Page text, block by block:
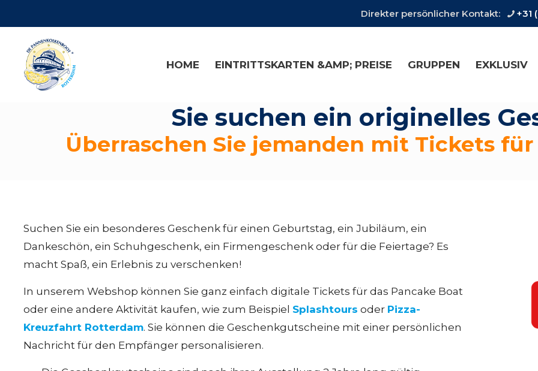
Direkter persönlicher Kontakt: +31
HOME EINTRITTSKARTEN &AMP; PREISE GRUPPEN EXKLUSIV
Sie suchen ein originelles
Überraschen Sie jemanden mit Tickets für
Suchen Sie ein besonderes Geschenk für einen Geburtstag, ein Jubiläum, ein
Dankeschön, ein Schuhgeschenk, ein Firmengeschenk oder für die Feiertage? Es
macht Spaß, ein Erlebnis zu verschenken!
In unserem Webshop können Sie ganz einfach digitale Tickets für das Pancake Boat
oder eine andere Aktivität kaufen, wie zum Beispiel Splashtours oder Pizza-
Kreuzfahrt Rotterdam. Sie können die Geschenkgutscheine mit einer persönlichen
Nachricht für den Empfänger personalisieren.